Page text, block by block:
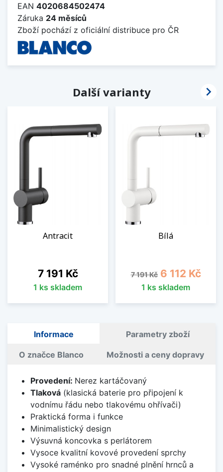
EAN 4020684502474
Záruka 24 měsíců
Zboží pochází z oficiální distribuce pro ČR
Další varianty
Antracit
Cena
7 191 Kč
1 ks skladem
Bílá
Běžná cena
7 191 Kč Cena
6 112 Kč
1 ks skladem

Informace Parametry zboží
O značce Blanco Možnosti a ceny dopravy
Provedení: Nerez kartáčovaný
Tlaková(klasická baterie pro připojení k
vodnímu řádu nebo tlakovému ohřívači)
Praktická forma i funkce
Minimalistický design
Výsuvná koncovka s perlátorem
Vysoce kvalitní kovové provedení sprchy
Vysoké raménko pro snadné plnění hrnců a